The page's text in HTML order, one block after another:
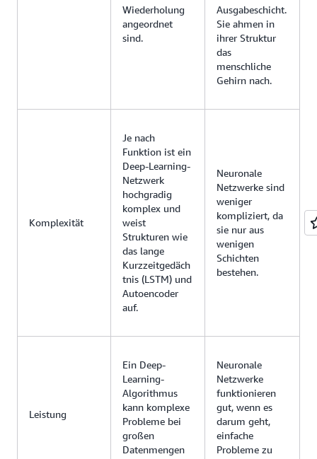
Wiederholung
angeordnet
sind.
Ausgabeschicht.
Sie ahmen in
ihrer Struktur
das
menschliche
Gehirn nach.
Komplexität
Je nach
Funktion ist ein
Deep-Learning-
Netzwerk
hochgradig
komplex und
weist
Strukturen wie
das lange
Kurzzeitgedäch
tnis (LSTM) und
Autoencoder
auf.
Neuronale
Netzwerke sind
weniger
kompliziert, da
sie nur aus
wenigen
Schichten
bestehen.
Leistung
Ein Deep-
Learning-
Algorithmus
kann komplexe
Probleme bei
großen
Datenmengen
Neuronale
Netzwerke
funktionieren
gut, wenn es
darum geht,
einfache
Probleme zu